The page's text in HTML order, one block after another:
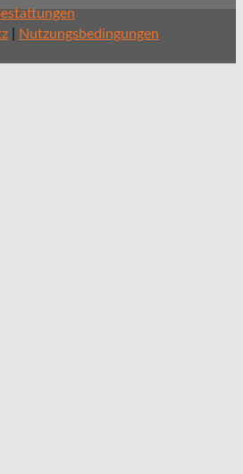
| Nutzungsbedingungen